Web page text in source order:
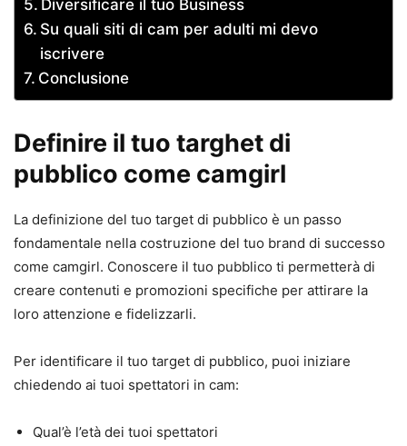
Diversificare il tuo Business
Su quali siti di cam per adulti mi devo
iscrivere
Conclusione
Definire il tuo targhet di
pubblico come camgirl
La definizione del tuo target di pubblico è un passo
fondamentale nella costruzione del tuo brand di successo
come camgirl. Conoscere il tuo pubblico ti permetterà di
creare contenuti e promozioni specifiche per attirare la
loro attenzione e fidelizzarli.
Per identificare il tuo target di pubblico, puoi iniziare
chiedendo ai tuoi spettatori in cam:
Qual’è l’età dei tuoi spettatori